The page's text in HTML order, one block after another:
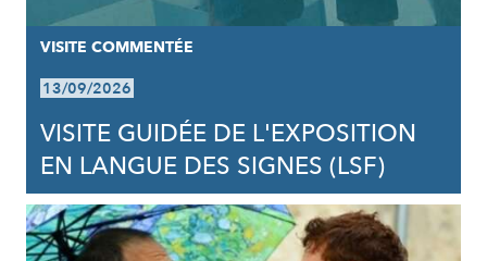
VISITE COMMENTÉE
13/09/2026
VISITE GUIDÉE DE L'EXPOSITION
EN LANGUE DES SIGNES (LSF)